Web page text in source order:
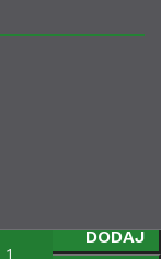
Powered
DODAJ